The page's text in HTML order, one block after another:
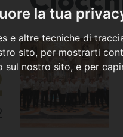
la tua
e altre tecniche di
sito, per mostrarti
sul nostro sito, e per